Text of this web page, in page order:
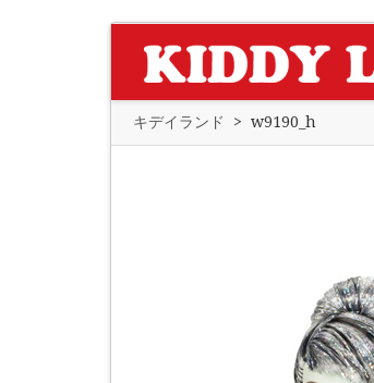
キデイランド > w9190_h